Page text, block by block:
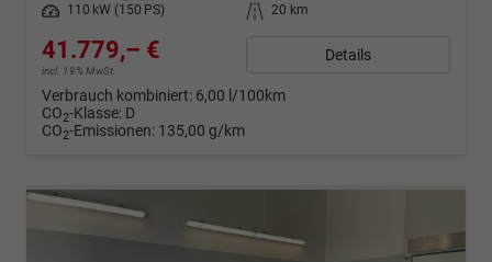
Leistung
110 kW (150 PS) Kilometerstand 20 km
41.779,– €
incl. 19% MwSt.
Details
Verbrauch kombiniert: 6,00 l/100km
CO2-Klasse: D
CO2-Emissionen: 135,00 g/km